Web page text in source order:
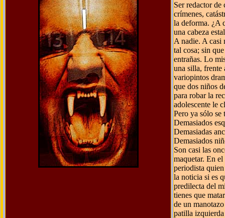
Ser redactor
crímenes,
la deforma. ¿A
una cabeza
A nadie. A casi
tal cosa; sin
entrañas. Lo
una silla, frente
variopintos
que dos niños
para robar la
adolescente le
Pero ya sólo se
Demasiados
Demasiadas
Demasiados
Son casi las
maquetar. En
periodista
la noticia si es
predilecta del
tienes que
de un
patilla izquierda